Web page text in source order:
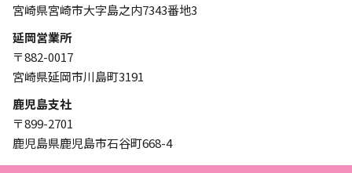
宮崎県宮崎市大字島之内7343番地3
延岡営業所
〒882-0017
宮崎県延岡市川島町3191
鹿児島支社
〒899-2701
鹿児島県鹿児島市石谷町668-4